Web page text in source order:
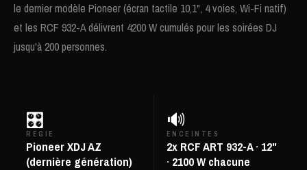
le dernier modèle Pioneer (écran tactile 10,1", 4 voies, Wi-Fi natif)
et les RCF 932-A délivrent 4200 W cumulés pour les soirées DJ
jusqu'à 200 personnes.
🎛️
RÉGIE
Pioneer XDJ AZ
(dernière génération)
🔊
ENCEINTES
2x RCF ART 932-A · 12"
· 2100 W chacune